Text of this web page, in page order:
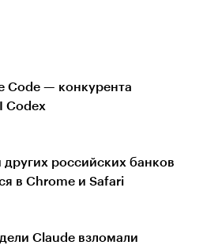
Code — конкурента
Codex
российских банков
в Chrome и Safari
Claude взломали